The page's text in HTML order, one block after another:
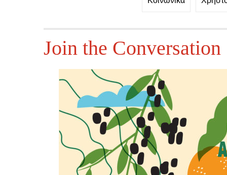
Join the Conversation